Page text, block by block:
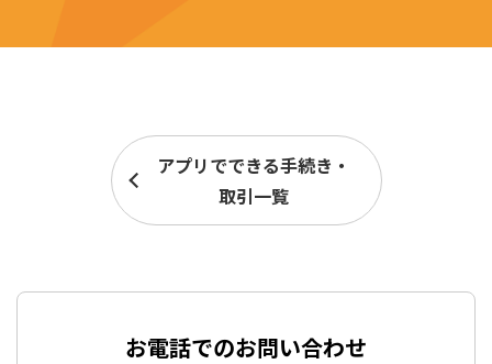
アプリでできる手続き・
取引一覧
お電話でのお問い合わせ